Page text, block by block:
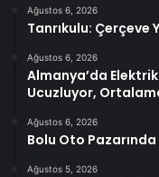
Ağustos 6, 2026
Tanrıkulu: Çerçeve
Ağustos 6, 2026
Almanya’da
Ucuzluyor,
Ağustos 6, 2026
Bolu Oto
Ağustos 5, 2026